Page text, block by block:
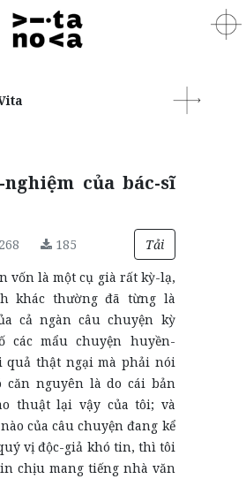
của bác-sĩ
185
Tải
vốn là một cụ già rất kỳ-lạ,
khác thường đã từng là
cả ngàn câu chuyện kỳ
các mẩu chuyện huyền-
quả thật ngại mà phải nói
căn nguyên là do cái bản
thuật lại vậy của tôi; và
của câu chuyện đang kể
vị độc-giả khó tin, thì tôi
chịu mang tiếng nhà văn